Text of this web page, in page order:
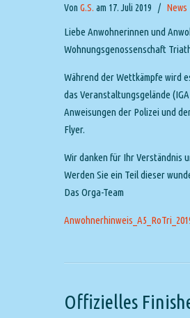
Von G.S. am 17. Juli 2019 / News
Liebe Anwohnerinnen und
Wohnungsgenossenschaft
Während der Wettkämpfe wird
das Veranstaltungsgelände
Anweisungen der Polizei und
Flyer.
Wir danken für Ihr Verständnis
Werden Sie ein Teil dieser
Das Orga-Team
Offizielles